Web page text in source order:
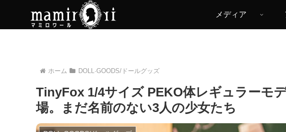
メディア
ホーム DOLL·GOODS/ドールグッズ
TinyFox 1/4サイズ PEKO体レギュラーモ
場。まだ名前のない3人の少女たち